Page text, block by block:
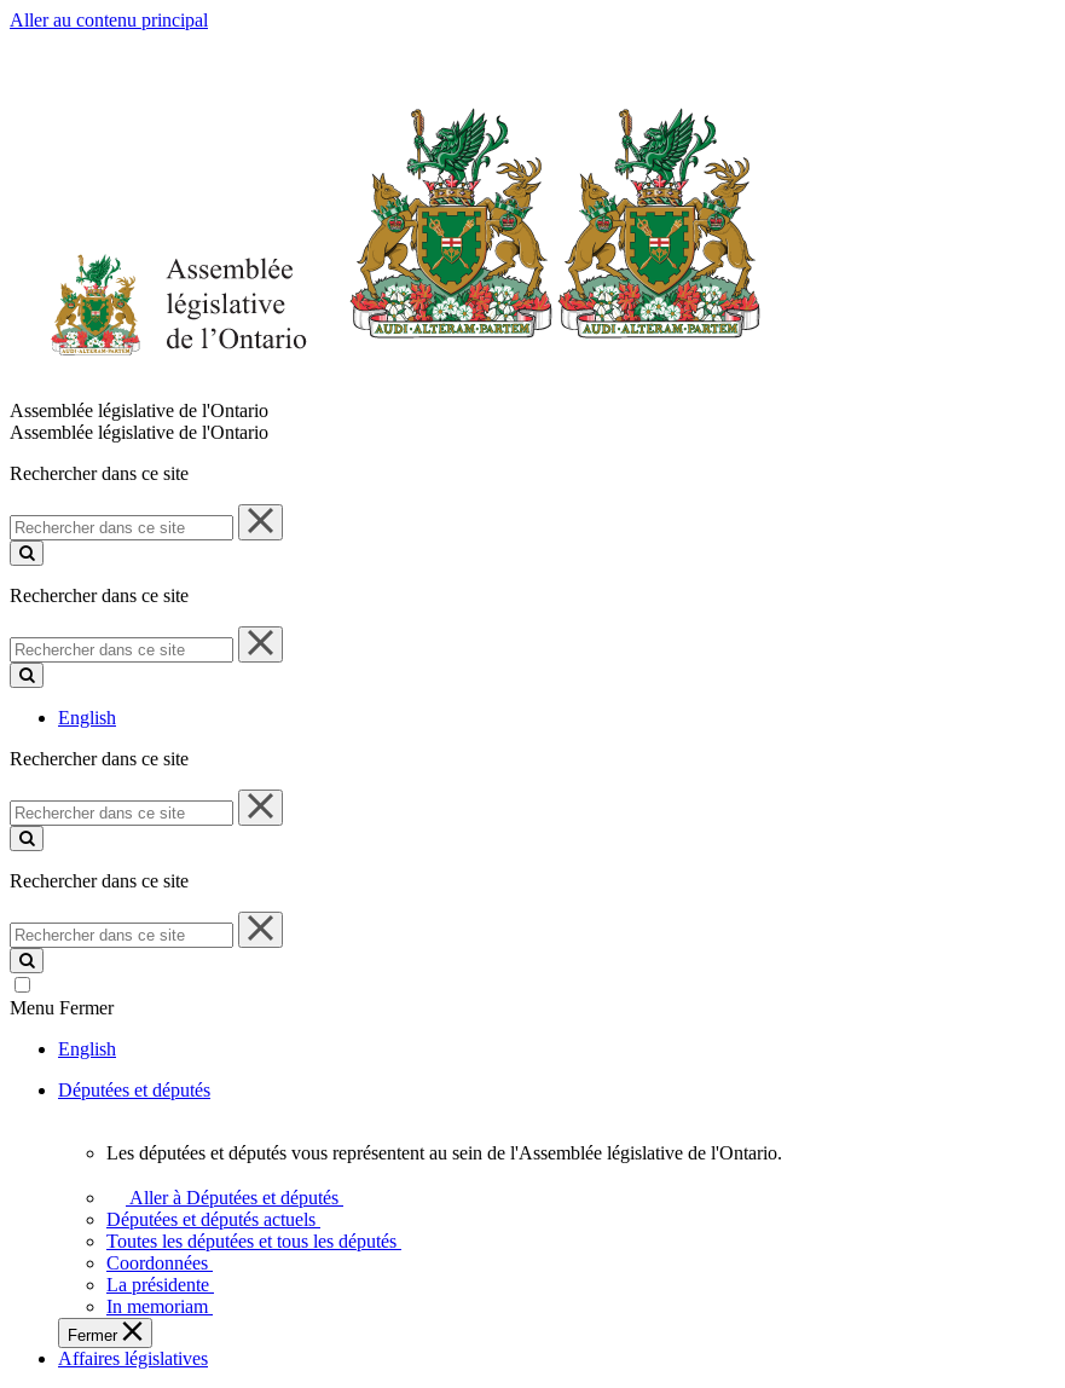
Aller au contenu principal
Assemblée législative de l'Ontario
Assemblée législative de l'Ontario
Rechercher dans ce site
Rechercher
dans
ce
Rechercher dans ce site
Rechercher
dans
ce
English
Rechercher dans ce site
Rechercher
dans
ce
Rechercher dans ce site
Rechercher
dans
ce
site
Menu Fermer
English
Députées et députés
députées
députés
vous
représentent
sein
de
l'Assemblée
Les députées et députés vous représentent au sein de l'Assemblée législative de l'Ontario.
Aller à Députées et députés
Députées et députés actuels
Toutes les députées et tous les députés
Coordonnées
La présidente
In memoriam
Fermer
Affaires législatives